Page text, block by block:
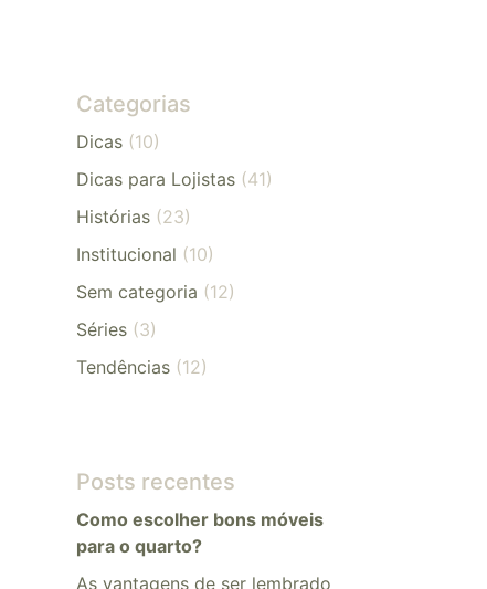
Categorias
Dicas (10)
Dicas para Lojistas (41)
Histórias (23)
Institucional (10)
Sem categoria (12)
Séries (3)
Tendências (12)
Posts recentes
Como escolher bons móveis
para o quarto?
As vantagens de ser lembrado